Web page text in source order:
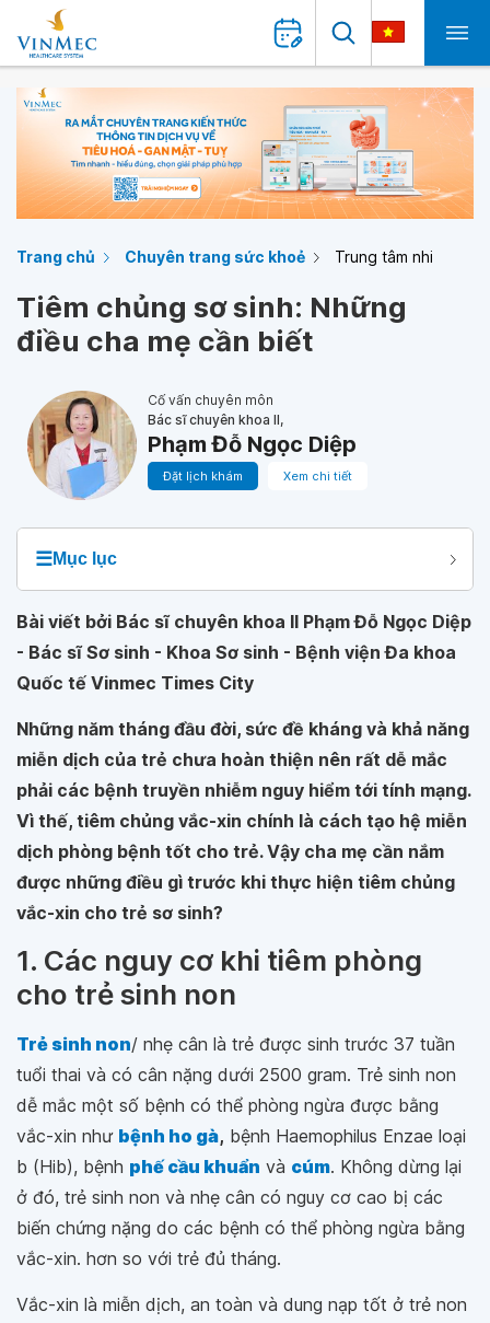
Trang chủ Chuyên trang sức khoẻ Trung tâm nhi
Tiêm chủng sơ sinh: Những
điều cha mẹ cần biết
Cố vấn chuyên môn
Bác sĩ chuyên khoa II,
Phạm Đỗ Ngọc Diệp
Đặt lịch khám Xem chi tiết
☰Mục lục
Bài viết bởi Bác sĩ chuyên khoa II Phạm Đỗ Ngọc Diệp
- Bác sĩ Sơ sinh - Khoa Sơ sinh - Bệnh viện Đa khoa
Quốc tế Vinmec Times City
Những năm tháng đầu đời, sức đề kháng và khả năng
miễn dịch của trẻ chưa hoàn thiện nên rất dễ mắc
phải các bệnh truyền nhiễm nguy hiểm tới tính mạng.
Vì thế, tiêm chủng vắc-xin chính là cách tạo hệ miễn
dịch phòng bệnh tốt cho trẻ. Vậy cha mẹ cần nắm
được những điều gì trước khi thực hiện tiêm chủng
vắc-xin cho trẻ sơ sinh?
1. Các nguy cơ khi tiêm phòng
cho trẻ sinh non
Trẻ sinh non/ nhẹ cân là trẻ được sinh trước 37 tuần
tuổi thai và có cân nặng dưới 2500 gram. Trẻ sinh non
dễ mắc một số bệnh có thể phòng ngừa được bằng
vắc-xin như bệnh ho gà, bệnh Haemophilus Enzae loại
b (Hib), bệnh phế cầu khuẩn và cúm. Không dừng lại
ở đó, trẻ sinh non và nhẹ cân có nguy cơ cao bị các
biến chứng nặng do các bệnh có thể phòng ngừa bằng
vắc-xin. hơn so với trẻ đủ tháng.
Vắc-xin là miễn dịch, an toàn và dung nạp tốt ở trẻ non